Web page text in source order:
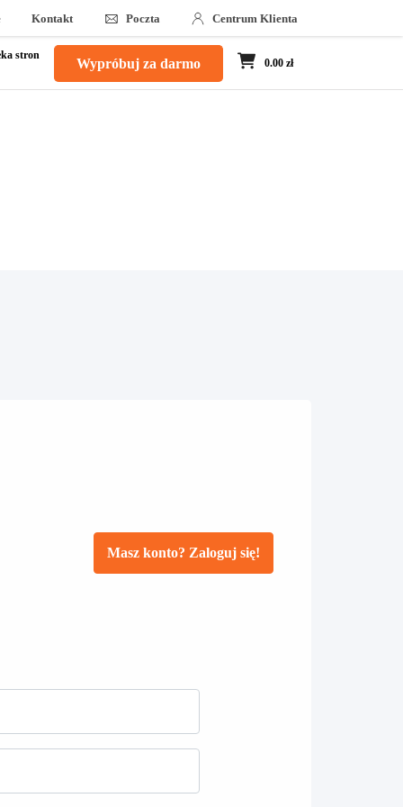
Kontakt Poczta Centrum Klienta
stron
Wypróbuj za darmo 0.00 zł
Masz konto? Zaloguj się!